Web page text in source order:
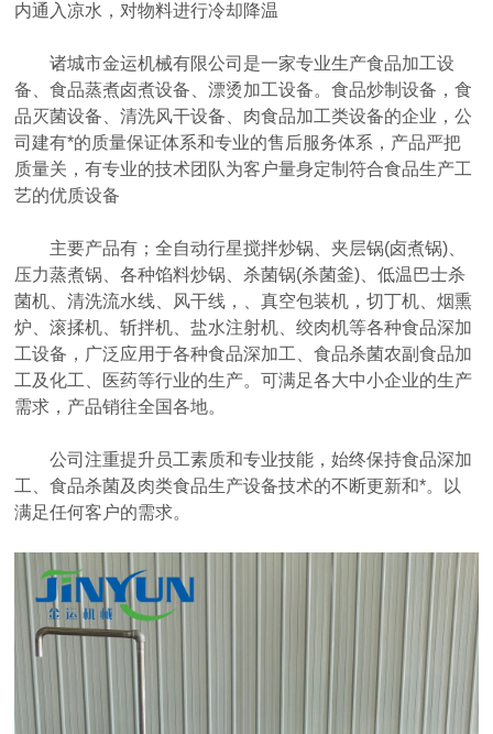
内通入凉水，对物料进行冷却降温
诸城市金运机械有限公司是一家专业生产食品加工设
备、食品蒸煮卤煮设备、漂烫加工设备。食品炒制设备，食
品灭菌设备、清洗风干设备、肉食品加工类设备的企业，公
司建有*的质量保证体系和专业的售后服务体系，产品严把
质量关，有专业的技术团队为客户量身定制符合食品生产工
艺的优质设备
主要产品有；全自动行星搅拌炒锅、夹层锅(卤煮锅)、
压力蒸煮锅、各种馅料炒锅、杀菌锅(杀菌釜)、低温巴士杀
菌机、清洗流水线、风干线，、真空包装机，切丁机、烟熏
炉、滚揉机、斩拌机、盐水注射机、绞肉机等各种食品深加
工设备，广泛应用于各种食品深加工、食品杀菌农副食品加
工及化工、医药等行业的生产。可满足各大中小企业的生产
需求，产品销往全国各地。
公司注重提升员工素质和专业技能，始终保持食品深加
工、食品杀菌及肉类食品生产设备技术的不断更新和*。以
满足任何客户的需求。